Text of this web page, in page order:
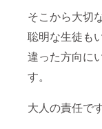
そこから大切
聡明な生徒も
違った方向に
す。
大人の責任です